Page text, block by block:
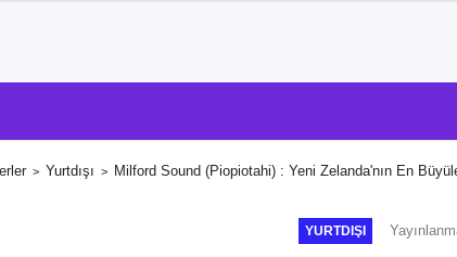
Yurtdışı Milford Sound (Piopiotahi) : Yeni Zelanda'nın En
YURTDIŞI